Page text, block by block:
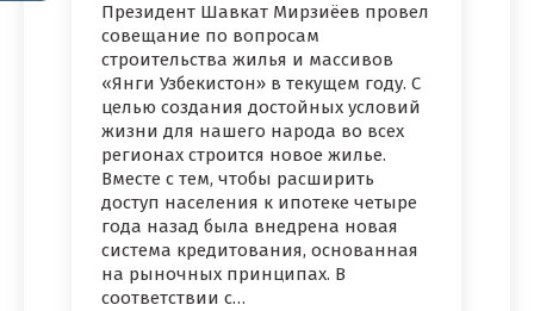
Президент Шавкат Мирзиёев провел
совещание по вопросам
строительства жилья и массивов
«Янги Узбекистон» в текущем году. С
целью создания достойных условий
жизни для нашего народа во всех
регионах строится новое жилье.
Вместе с тем, чтобы расширить
доступ населения к ипотеке четыре
года назад была внедрена новая
система кредитования, основанная
на рыночных принципах. В
соответствии с…